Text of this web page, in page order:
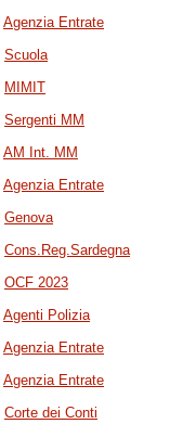
Agenzia Entrate
Scuola
MIMIT
Sergenti MM
AM Int. MM
Agenzia Entrate
Genova
Cons.Reg.Sardegna
OCF 2023
Agenti Polizia
Agenzia Entrate
Agenzia Entrate
Corte dei Conti